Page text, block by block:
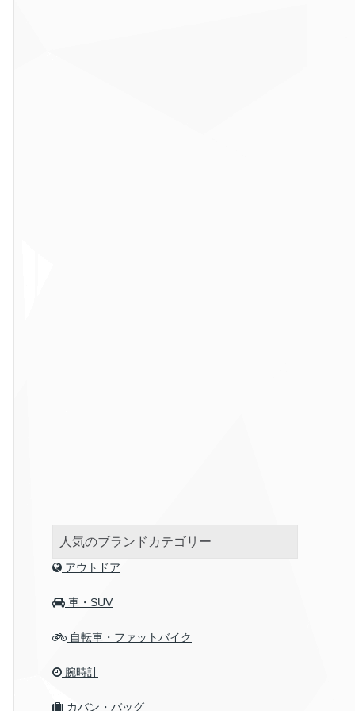
人気のブランドカテゴリー
アウトドア
車・SUV
自転車・ファットバイク
腕時計
カバン・バッグ